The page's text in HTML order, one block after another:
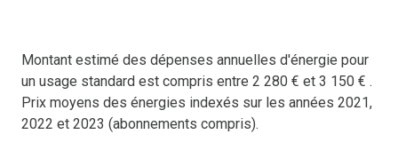
Montant estimé des dépenses annuelles d'énergie pour
un usage standard est compris entre 2 280 € et 3 150 € .
Prix moyens des énergies indexés sur les années 2021,
2022 et 2023 (abonnements compris).